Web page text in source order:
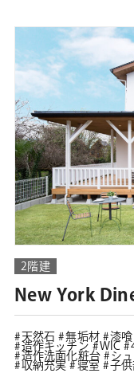
2階建
New York
天然石 無垢材 漆喰
造作キッチン
WIC
造作洗面化粧台
シ
収納充実
寝室 子供